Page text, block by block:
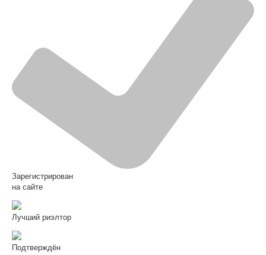
Зарегистрирован
на сайте
Лучший риэлтор
Подтверждён